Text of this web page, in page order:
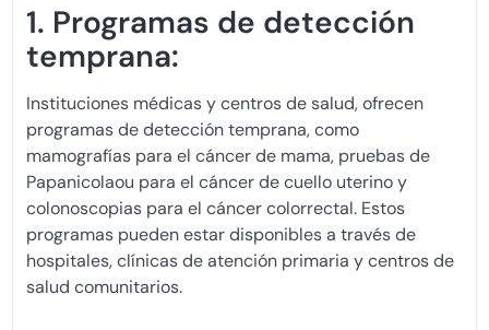
1. Programas de detección
temprana:
Instituciones médicas y centros de salud, ofrecen
programas de detección temprana, como
mamografías para el cáncer de mama, pruebas de
Papanicolaou para el cáncer de cuello uterino y
colonoscopias para el cáncer colorrectal. Estos
programas pueden estar disponibles a través de
hospitales, clínicas de atención primaria y centros de
salud comunitarios.